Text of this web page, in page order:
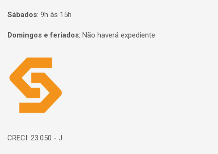
Sábados: 9h às 15h
Domingos e feriados: Não haverá expediente
Página inicial
CRECI: 23.050 - J